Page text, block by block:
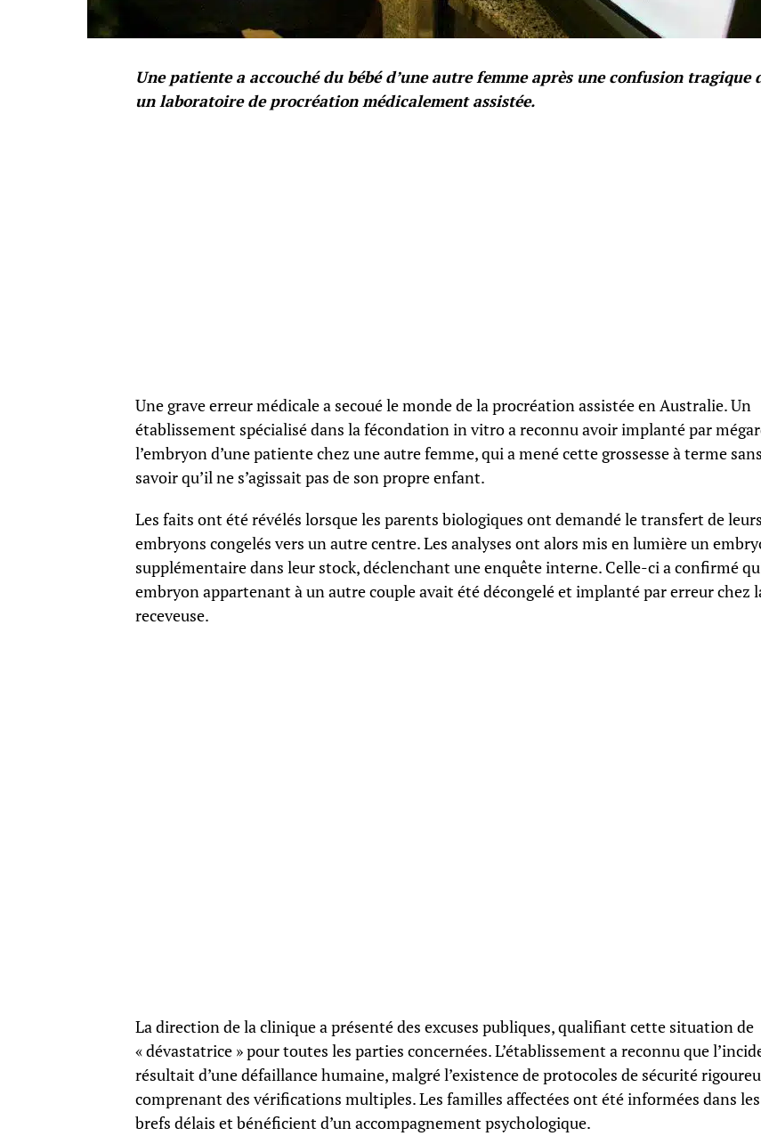
Une patiente a accouché du bébé d’une autre femme après une confusion tragique
un laboratoire de procréation médicalement assistée.
Une grave erreur médicale a secoué le monde de la procréation assistée en Australie. Un
établissement spécialisé dans la fécondation in vitro a reconnu avoir implanté par
l’embryon d’une patiente chez une autre femme, qui a mené cette grossesse à terme sans
savoir qu’il ne s’agissait pas de son propre enfant.
Les faits ont été révélés lorsque les parents biologiques ont demandé le transfert de leurs
embryons congelés vers un autre centre. Les analyses ont alors mis en lumière un
supplémentaire dans leur stock, déclenchant une enquête interne. Celle-ci a confirmé
embryon appartenant à un autre couple avait été décongelé et implanté par erreur chez
receveuse.
La direction de la clinique a présenté des excuses publiques, qualifiant cette situation de
« dévastatrice » pour toutes les parties concernées. L’établissement a reconnu que
résultait d’une défaillance humaine, malgré l’existence de protocoles de sécurité
comprenant des vérifications multiples. Les familles affectées ont été informées dans
brefs délais et bénéficient d’un accompagnement psychologique.